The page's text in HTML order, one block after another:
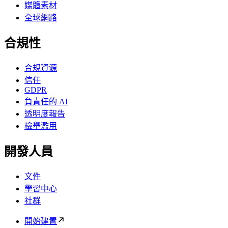
媒體素材
全球網路
合規性
合規資源
信任
GDPR
負責任的 AI
透明度報告
檢舉濫用
開發人員
文件
學習中心
社群
開始建置